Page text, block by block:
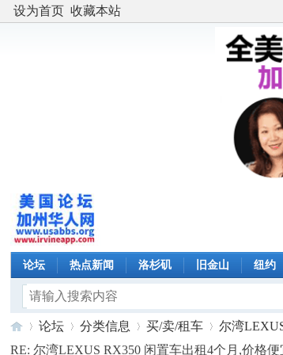
设为首页 收藏本站
论坛 热点新闻 洛杉矶 旧金山 纽约
论坛 分类信息 买/卖/租车 尔湾
RE: 尔湾LEXUS RX350 闲置车出租4个月,价格